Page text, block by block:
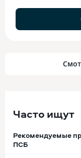
Часто ищут
Рекомендуемые
ПСБ